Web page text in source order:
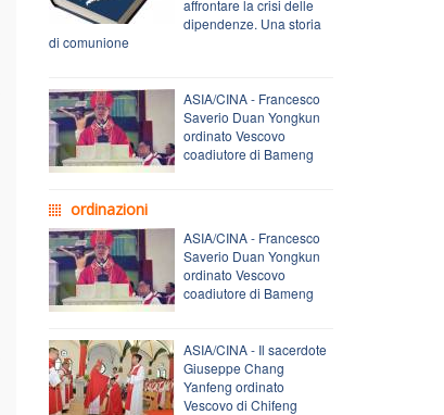
affrontare la crisi delle
dipendenze. Una storia
di comunione
ASIA/CINA - Francesco
Saverio Duan Yongkun
ordinato Vescovo
coadiutore di Bameng
ordinazioni
ASIA/CINA - Francesco
Saverio Duan Yongkun
ordinato Vescovo
coadiutore di Bameng
ASIA/CINA - Il sacerdote
Giuseppe Chang
Yanfeng ordinato
Vescovo di Chifeng